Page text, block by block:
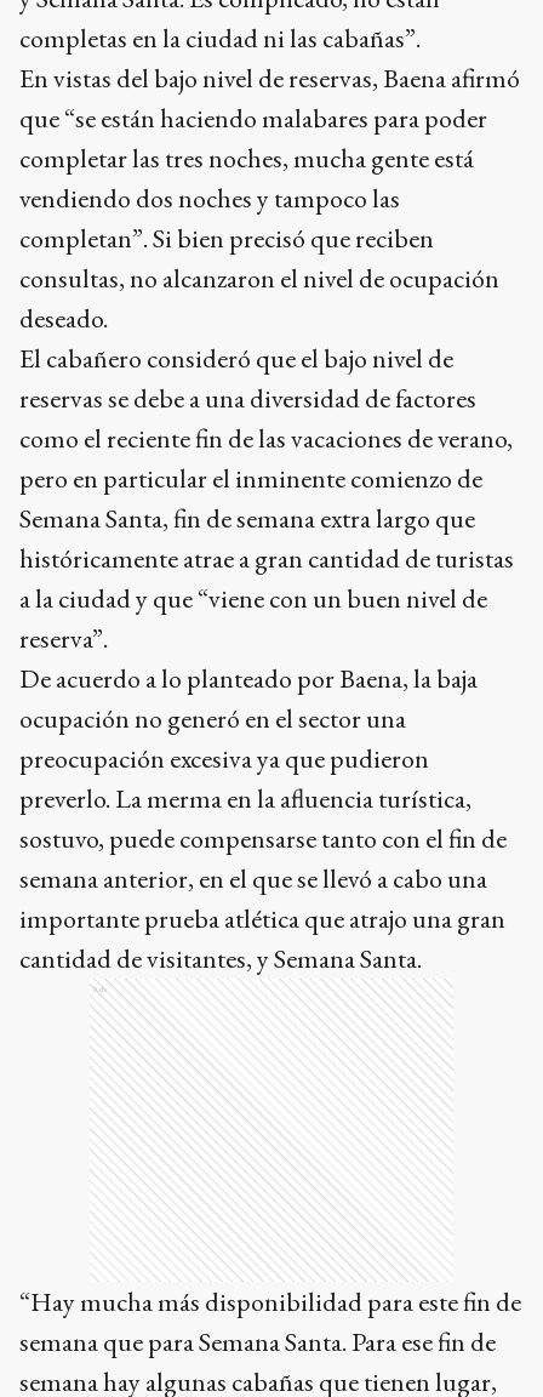
vendiendo dos noches y tampoco las
completan”. Si bien precisó que reciben
consultas, no alcanzaron el nivel de ocupación
deseado.
El cabañero consideró que el bajo nivel de
reservas se debe a una diversidad de factores
como el reciente fin de las vacaciones de verano,
pero en particular el inminente comienzo de
Semana Santa, fin de semana extra largo que
históricamente atrae a gran cantidad de turistas
a la ciudad y que “viene con un buen nivel de
reserva”.
De acuerdo a lo planteado por Baena, la baja
ocupación no generó en el sector una
preocupación excesiva ya que pudieron
preverlo. La merma en la afluencia turística,
sostuvo, puede compensarse tanto con el fin de
semana anterior, en el que se llevó a cabo una
importante prueba atlética que atrajo una gran
cantidad de visitantes, y Semana Santa.
“Hay mucha más disponibilidad para este fin de
semana que para Semana Santa. Para ese fin de
semana hay algunas cabañas que tienen lugar,
pero seguro se van a completar con el correr de
los días”, precisó.
Elegir Tandil
El referente de los cabañeros expresó también su